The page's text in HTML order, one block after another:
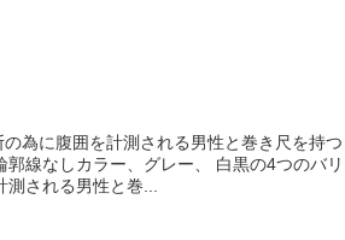
為に腹囲を計測される男性と巻き尺を持つ
線なしカラー、グレー、 白黒の4つのバリ
される男性と巻...